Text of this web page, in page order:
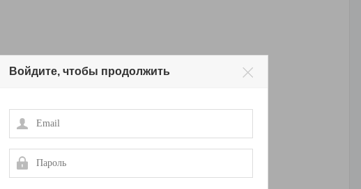
Войдите, чтобы продолжить
Email
Пароль